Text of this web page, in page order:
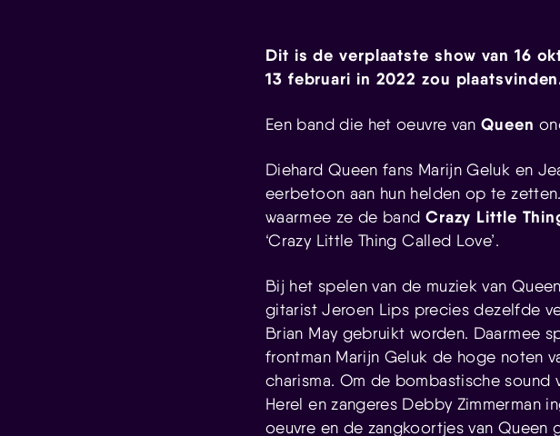
Dit is de verplaatste show van 16
13 februari in 2022 zou
Een band die het oeuvre vanQueen
Diehard Queen fans Marijn Geluk en
eerbetoon aan hun helden op te
waarmee ze de band Crazy Little
‘Crazy Little Thing Called Love’.
Bij het spelen van de muziek van
gitarist Jeroen Lips precies dezelfde
Brian May gebruikt worden. Daarmee
frontman Marijn Geluk de hoge noten
charisma. Om de bombastische sound
Herel en zangeres Debby Zimmerman
oeuvre en de zangkoortjes van